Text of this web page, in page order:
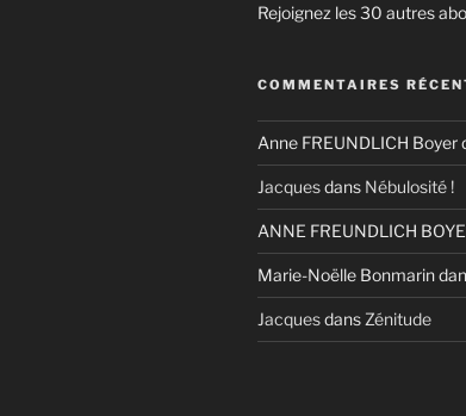
Rejoignez les 30 autres
COMMENTAIRES
Anne FREUNDLICH Boyer
Jacquesdans Nébulosité !
ANNE FREUNDLICH
Marie-Noëlle Bonmarin
Jacquesdans Zénitude